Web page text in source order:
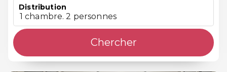
Distribution
1 chambre. 2 personnes
Chercher